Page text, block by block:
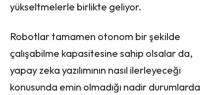
yükseltmelerle birlikte geliyor.
Robotlar tamamen otonom bir şekilde
çalışabilme kapasitesine sahip olsalar da,
yapay zeka yazılımının nasıl ilerleyeceği
konusunda emin olmadığı nadir durumlarda